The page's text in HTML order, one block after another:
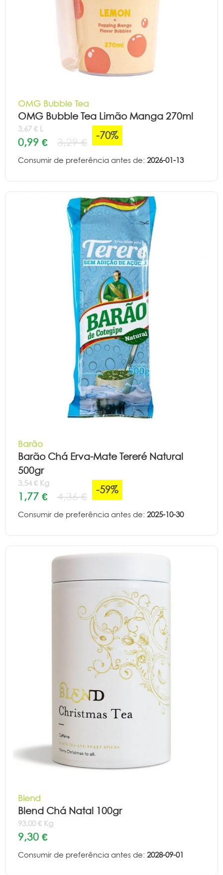
OMG Bubble Tea
OMG Bubble Tea Limão Manga 270ml
3,67 € L
0,99 € 3,29 €
-70%
Consumir de preferência antes de: 2026-01-13
Barão
Barão Chá Erva-Mate Tereré Natural
500gr
3,54 € Kg
1,77 € 4,36 €
-59%
Consumir de preferência antes de: 2025-10-30
Blend
Blend Chá Natal 100gr
93,00 € Kg
9,30 €
Consumir de preferência antes de: 2028-09-01